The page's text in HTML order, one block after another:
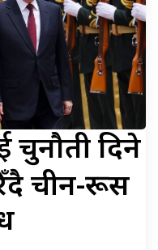
चुनौती दिने
चीन-रूस